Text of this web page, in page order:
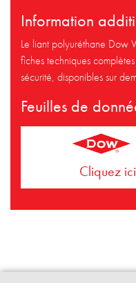
Information
Le liant polyuréthane Dow
fiches techniques
sécurité, disponibles sur
Feuilles de
Cliquez